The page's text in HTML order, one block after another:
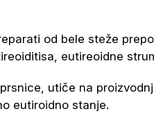
od bele steže
eutireoidne
utiče na
eutiroidno stanje.